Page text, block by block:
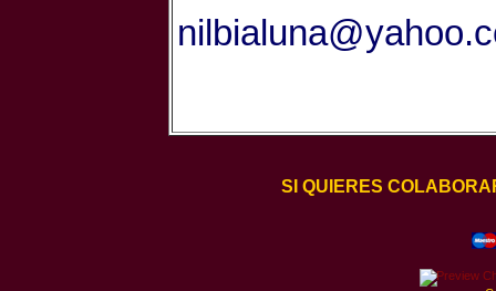
SI QUIERES